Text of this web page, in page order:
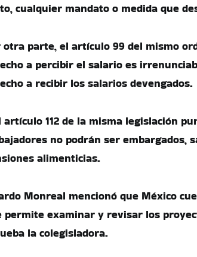
cualquier mandato o medida que
otra parte, el artículo 99 del mismo
a percibir el salario es
a recibir los salarios devengados.
artículo 112 de la misma legislación
no podrán ser embargados,
alimenticias.
Monreal mencionó que México
permite examinar y revisar los
la colegisladora.